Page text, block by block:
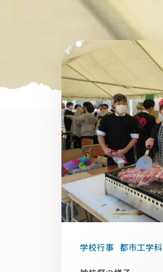
学校行事 都市工学科